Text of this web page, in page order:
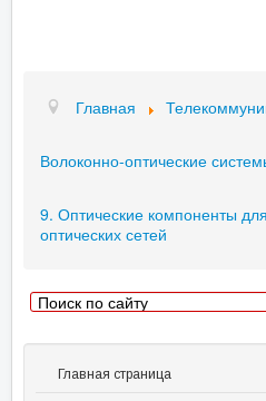
Главная
Волоконно-оптические
9. Оптические компоненты
оптических сетей
Главная страница